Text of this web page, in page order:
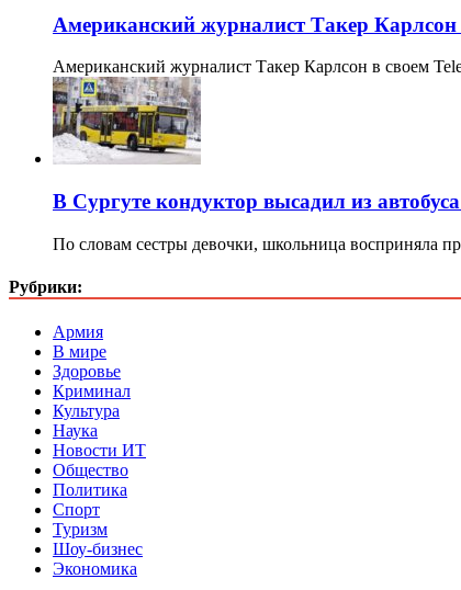
Американский журналист Такер Карлсон
Американский журналист Такер Карлсон в своем
В Сургуте кондуктор высадил из
По словам сестры девочки, школьница восприняла
Рубрики:
Армия
В мире
Здоровье
Криминал
Культура
Наука
Новости ИТ
Общество
Политика
Спорт
Туризм
Шоу-бизнес
Экономика